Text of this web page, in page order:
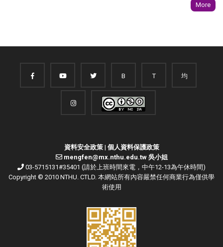
More
B T 均
資料安全政策| 個人資料保護政策
mengfen@mx.nthu.edu.tw 吳小姐
03-5715131#35401 (請於上班時間來電，中午12-13為午休時間)
Copyright © 2010 NTHU. CTLD. 本網站所有內容嚴禁任何商業行為僅供學
術使用